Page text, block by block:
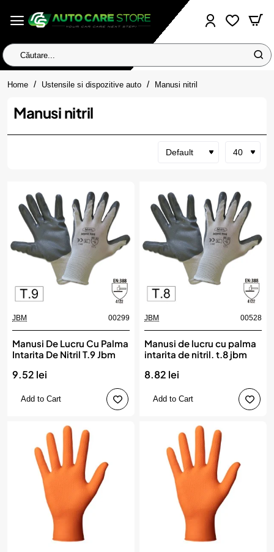
Căutare...
Home homeUstensile si dispozitive auto Manusi nitril
Manusi nitril
JBM 00299
Manusi De Lucru Cu Palma
Intarita De Nitril T.9 Jbm
9.52 lei
Add to Cart
JBM 00528
Manusi de lucru cu palma
intarita de nitril. t.8 jbm
8.82 lei
Add to Cart